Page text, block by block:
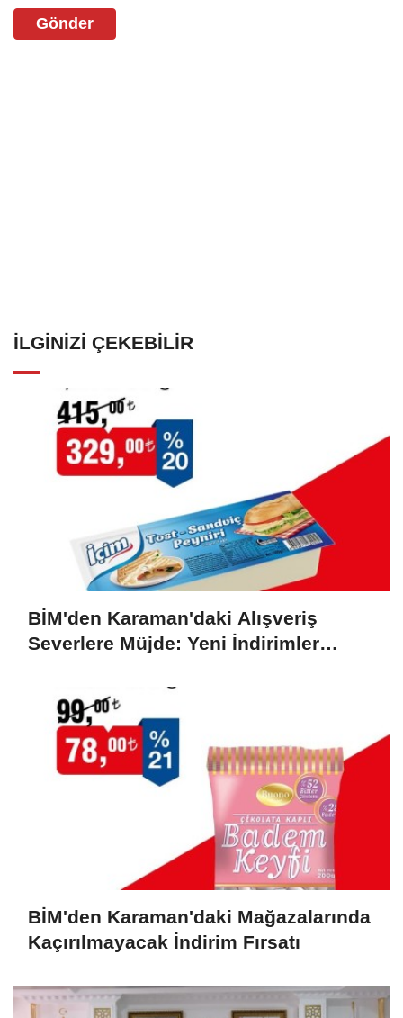
Gönder
İLGINIZI ÇEKEBILIR
BİM'den Karaman'daki Alışveriş
Severlere Müjde: Yeni İndirimler
BİM'den Karaman'daki Mağazalarında
Kaçırılmayacak İndirim Fırsatı